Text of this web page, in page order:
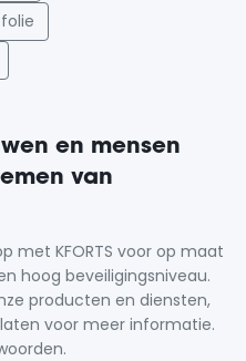
en mensen
van
met KFORTS voor op maat
hoog beveiligingsniveau.
producten en diensten,
voor meer informatie.